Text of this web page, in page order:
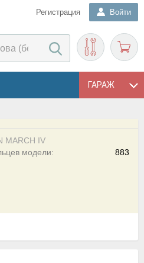
Регистрация Войти
ГАРАЖ
MARCH IV
883
модели: